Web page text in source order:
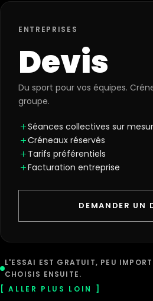
ENTREPRISES
Devis
Du sport pour vos équipes.
groupe.
Séances collectives sur
Créneaux réservés
Tarifs préférentiels
Facturation entreprise
DEMANDER UN
L'ESSAI EST GRATUIT, PEU
CHOISIS ENSUITE.
ALLER PLUS LOIN